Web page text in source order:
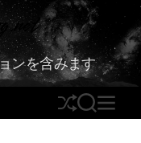
ンを含みます
S
h
S
E
M
E